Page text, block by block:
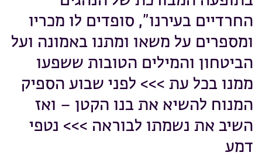
החרדיים בעירנו”, סופדים לו מכריו
ומספרים על משאו ומתנו באמונה ועל
הביטחון והמילים הטובות ששפעו
ממנו בכל עת >>> לפני שבוע הספיק
המנוח להשיא את בנו הקטן – ואז
השיב את נשמתו לבוראה >>> נטפי
דמע